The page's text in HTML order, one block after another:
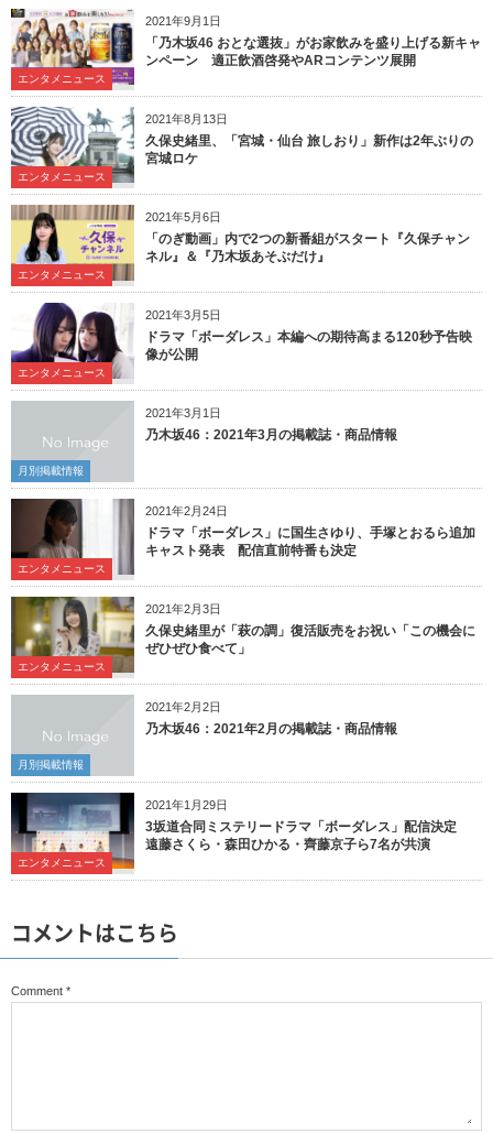
2021年9月1日
エンタメニュース
「乃木坂46 おとな選抜」がお家飲みを盛り上げる新キャ
ンペーン 適正飲酒啓発やARコンテンツ展開
2021年8月13日
エンタメニュース
久保史緒里、「宮城・仙台 旅しおり」新作は2年ぶりの
宮城ロケ
2021年5月6日
エンタメニュース
「のぎ動画」内で2つの新番組がスタート『久保チャン
ネル』＆『乃木坂あそぶだけ』
2021年3月5日
エンタメニュース
ドラマ「ボーダレス」本編への期待高まる120秒予告映
像が公開
2021年3月1日
月別掲載情報
乃木坂46：2021年3月の掲載誌・商品情報
2021年2月24日
エンタメニュース
ドラマ「ボーダレス」に国生さゆり、手塚とおるら追加
キャスト発表 配信直前特番も決定
2021年2月3日
エンタメニュース
久保史緒里が「萩の調」復活販売をお祝い「この機会に
ぜひぜひ食べて」
2021年2月2日
月別掲載情報
乃木坂46：2021年2月の掲載誌・商品情報
2021年1月29日
エンタメニュース
3坂道合同ミステリードラマ「ボーダレス」配信決定
遠藤さくら・森田ひかる・齊藤京子ら7名が共演
コメントはこちら
Comment *